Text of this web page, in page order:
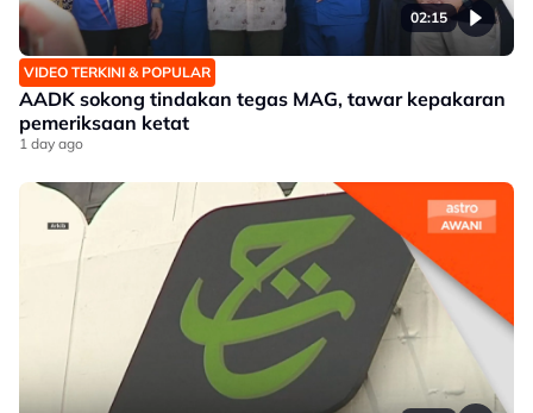
02:15
VIDEO TERKINI & POPULAR
AADK sokong tindakan tegas MAG, tawar kepakaran
pemeriksaan ketat
1 day ago